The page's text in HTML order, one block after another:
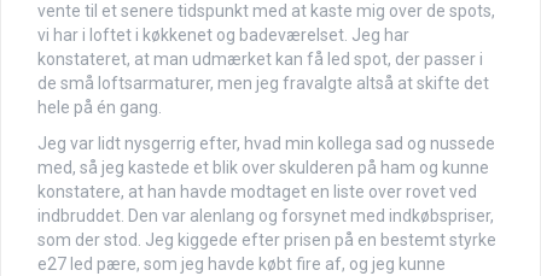
vente til et senere tidspunkt med at kaste mig over de spots,
vi har i loftet i køkkenet og badeværelset. Jeg har
konstateret, at man udmærket kan få led spot, der passer i
de små loftsarmaturer, men jeg fravalgte altså at skifte det
hele på én gang.
Jeg var lidt nysgerrig efter, hvad min kollega sad og nussede
med, så jeg kastede et blik over skulderen på ham og kunne
konstatere, at han havde modtaget en liste over rovet ved
indbruddet. Den var alenlang og forsynet med indkøbspriser,
som der stod. Jeg kiggede efter prisen på en bestemt styrke
e27 led pære, som jeg havde købt fire af, og jeg kunne